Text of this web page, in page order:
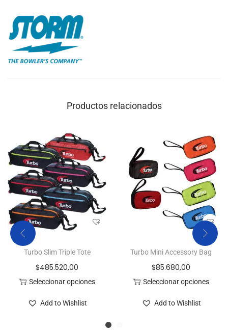
Productos relacionados
Turbo Slim Triple Tote
$485.520,00
Seleccionar opciones
Add to Wishlist
Turbo Mini Accessory Bag
$85.680,00
Seleccionar opciones
Add to Wishlist